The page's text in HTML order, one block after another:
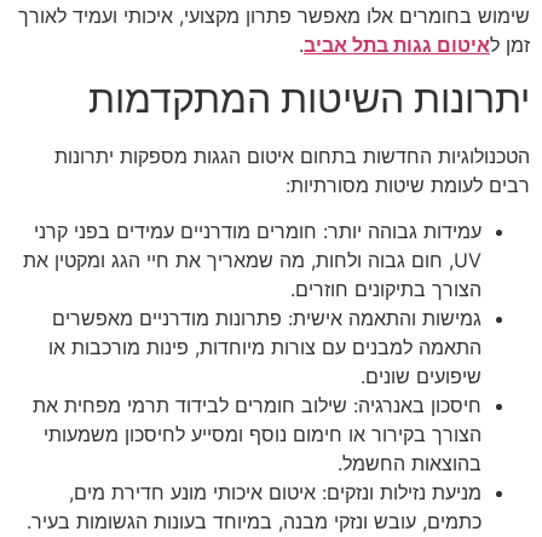
שימוש בחומרים אלו מאפשר פתרון מקצועי, איכותי ועמיד לאורך
זמן לאיטום גגות בתל אביב.
יתרונות השיטות המתקדמות
הטכנולוגיות החדשות בתחום איטום הגגות מספקות יתרונות
רבים לעומת שיטות מסורתיות:
עמידות גבוהה יותר: חומרים מודרניים עמידים בפני קרני
UV, חום גבוה ולחות, מה שמאריך את חיי הגג ומקטין את
הצורך בתיקונים חוזרים.
גמישות והתאמה אישית: פתרונות מודרניים מאפשרים
התאמה למבנים עם צורות מיוחדות, פינות מורכבות או
שיפועים שונים.
חיסכון באנרגיה: שילוב חומרים לבידוד תרמי מפחית את
הצורך בקירור או חימום נוסף ומסייע לחיסכון משמעותי
בהוצאות החשמל.
מניעת נזילות ונזקים: איטום איכותי מונע חדירת מים,
כתמים, עובש ונזקי מבנה, במיוחד בעונות הגשומות בעיר.